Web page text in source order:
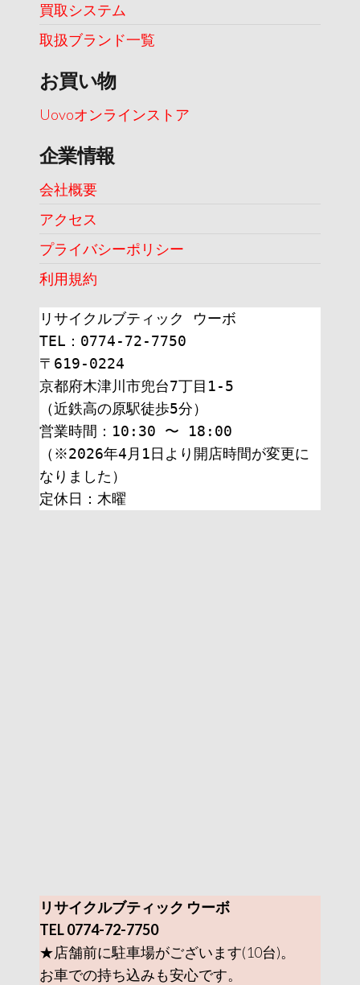
買取システム
取扱ブランド一覧
お買い物
Uovoオンラインストア
企業情報
会社概要
アクセス
プライバシーポリシー
利用規約
リサイクルブティック ウーボ
TEL：0774-72-7750
〒619-0224
京都府木津川市兜台7丁目1-5
（近鉄高の原駅徒歩5分）
営業時間：10:30 〜 18:00
（※2026年4月1日より開店時間が変更に
なりました）
定休日：木曜
リサイクルブティック ウーボ
TEL 0774-72-7750
★店舗前に駐車場がございます(10台)。
お車での持ち込みも安心です。